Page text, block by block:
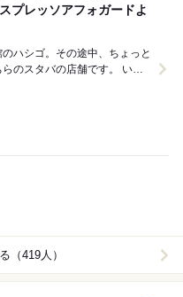
プレッソアフォガードよ
ハシゴ。その途中、ちょっと
スタバの店舗です。 いつ
（419人）